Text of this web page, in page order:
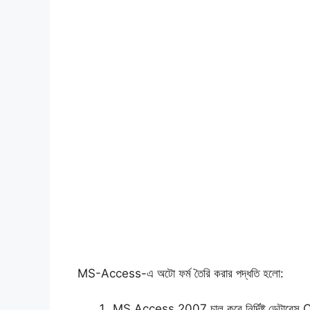
MS-Access-এ অটো ফর্ম তৈরি করার পদ্ধতি হলো: